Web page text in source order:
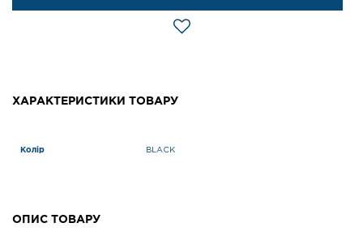
ХАРАКТЕРИСТИКИ ТОВАРУ
Колір BLACK
ОПИС ТОВАРУ